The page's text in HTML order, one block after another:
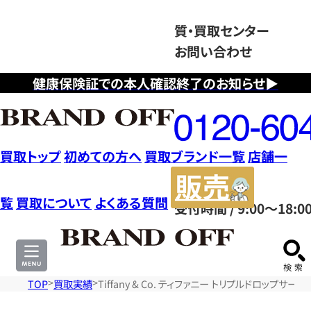
健康保険証での本人確認終了のお知らせ▶
質・買取センター
お問い合わせ
フ
リ
ー
ダ
イ
ヤ
ル
0120604117
受付時間 / 9:00～
買取トップ初めての方へ 買取ブランド一覧店舗一
覧 買取について よくある質問
サ
TOP 買取実績 Tiffany & Co. ティファニー トリプルドロップサー